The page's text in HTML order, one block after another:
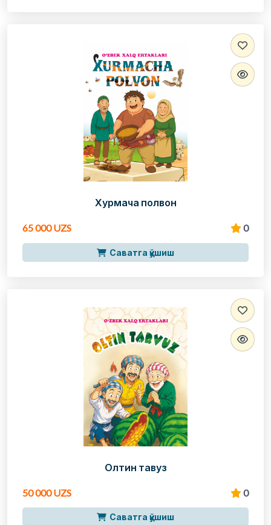
Хурмача полвон
65 000 UZS 0
Саватга қўшиш
Олтин тавуз
50 000 UZS 0
Саватга қўшиш